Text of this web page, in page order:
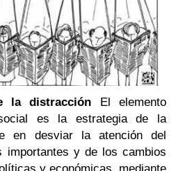
la distracción
El elemento
es la estrategia de la
en desviar la atención del
importantes y de los cambios